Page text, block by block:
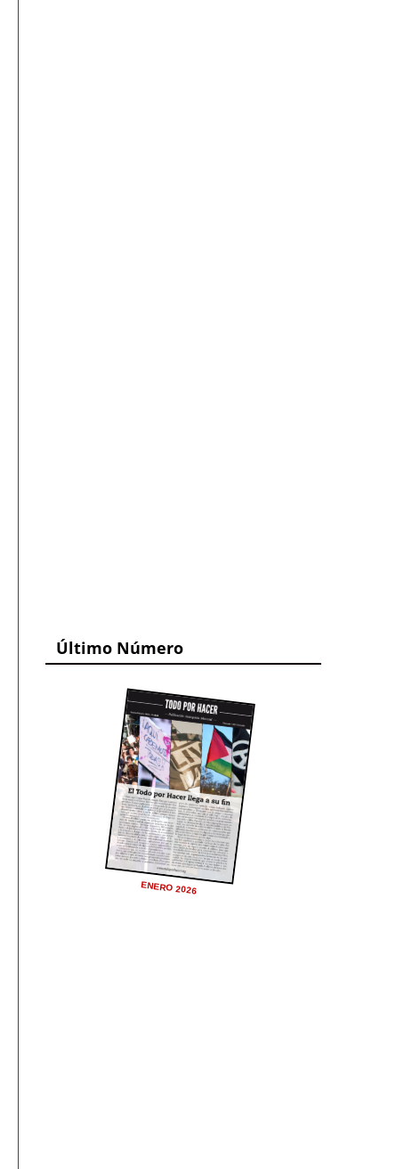
Último Número
ENERO 2026